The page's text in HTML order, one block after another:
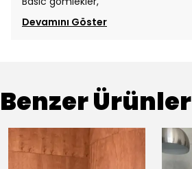
Devamını Göster
Benzer Ürünler